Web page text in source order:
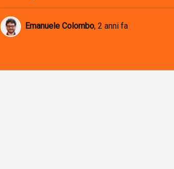
Emanuele Colombo, 2 anni fa